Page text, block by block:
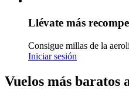
Llévate más
Consigue millas de la
Iniciar sesión
Vuelos más baratos